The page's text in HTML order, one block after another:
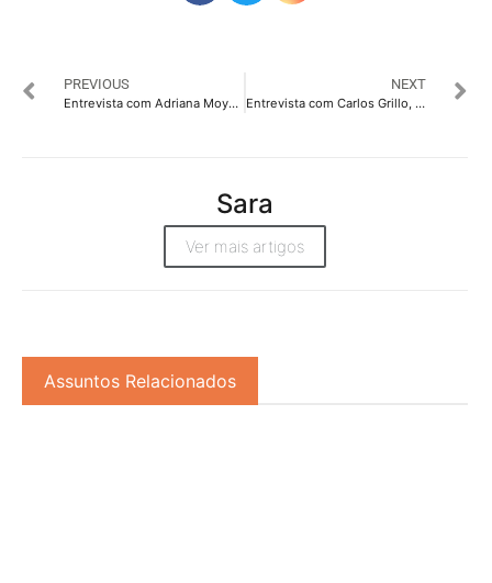
PREVIOUS
Entrevista com Adriana Moya, Diretora Executiva da Digital Group
NEXT
Entrevista com Carlos Grillo, Diretor da Fermento Promo
Sara
Ver mais artigos
Assuntos Relacionados